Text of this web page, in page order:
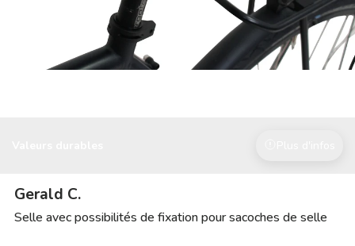
Gerald C.
Selle avec possibilités de fixation pour sacoches de selle